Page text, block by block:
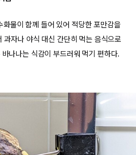
화물이 함께 들어 있어 적당한 포만감을
과자나 야식 대신 간단히 먹는 음식으로
나나는 식감이 부드러워 먹기 편하다.